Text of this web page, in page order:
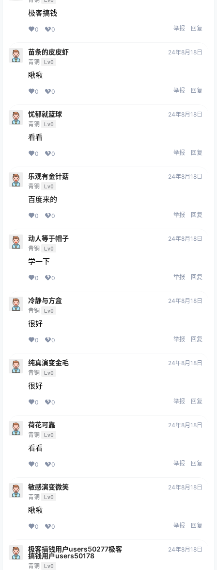
极客搞钱
0 0 举报 回复
苗条的皮皮虾
青铜 Lv0
24年8月18日
瞅瞅
0 0 举报 回复
忧郁就篮球
青铜 Lv0
24年8月18日
看看
0 0 举报 回复
乐观有金针菇
青铜 Lv0
24年8月18日
百度来的
0 0 举报 回复
动人等于帽子
青铜 Lv0
24年8月18日
学一下
0 0 举报 回复
冷静与方盒
青铜 Lv0
24年8月18日
很好
0 0 举报 回复
纯真演变金毛
青铜 Lv0
24年8月18日
很好
0 0 举报 回复
荷花可靠
青铜 Lv0
24年8月18日
看看
0 0 举报 回复
敏感演变微笑
青铜 Lv0
24年8月18日
瞅瞅
0 0 举报 回复
极客搞钱用户users50277极客
搞钱用户users50178
青铜 Lv0
24年8月18日